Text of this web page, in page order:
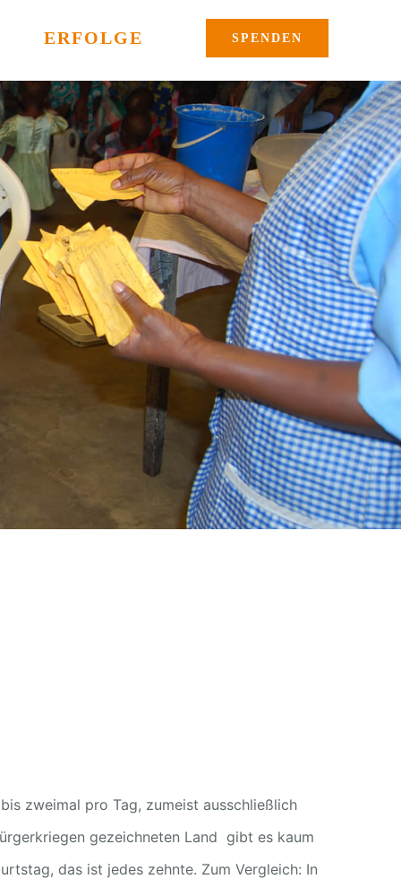
ERFOLGE SPENDEN
zweimal pro Tag, zumeist ausschließlich
gezeichneten Land gibt es kaum
das ist jedes zehnte. Zum Vergleich: In